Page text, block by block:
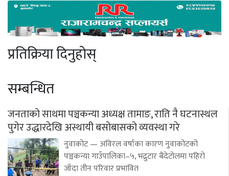
प्रतिक्रिया दिनुहोस्
सम्बन्धित
जनताको साथमा पञ्चकन्या अध्यक्ष तामाङ, राति नै घटनास्थल
पुगेर उद्धारदेखि अस्थायी बसोबासको व्यवस्था गरे
नुवाकोट — अविरल वर्षाका कारण नुवाकोटको
पञ्चकन्या गाउँपालिका–५, भद्रुटार बैदेटोलमा पहिरो
जाँदा तीन परिवार प्रभावित